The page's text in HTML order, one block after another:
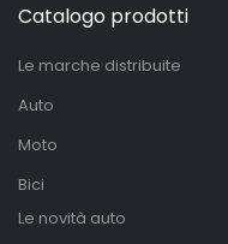
Catalogo prodotti
Le marche distribuite
Auto
Moto
Bici
Le novità auto